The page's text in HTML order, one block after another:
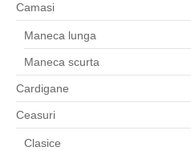
Camasi
Maneca lunga
Maneca scurta
Cardigane
Ceasuri
Clasice